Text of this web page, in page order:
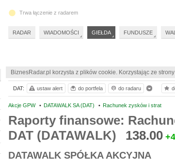
BiznesRadar.pl korzysta z plików cookie. Korzystając ze
Akcje GPW • DATAWALK SA (DAT) • Rachunek zysków i strat
Raporty finansowe:
DAT (DATAWALK)
138.00
DATAWALK SPÓŁKA AKCYJNA
DAT: ustaw alert do portfela do radaru
Trwa łączenie z radarem
RADAR WIADOMOŚCI GIEŁDA FUNDUSZE